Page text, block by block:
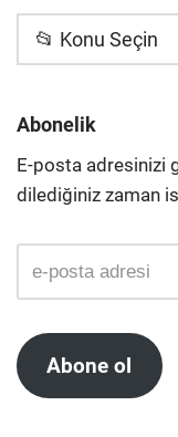
📂 Konu Seçin
Abonelik
E-posta adresinizi
dilediğiniz zaman
Abone ol